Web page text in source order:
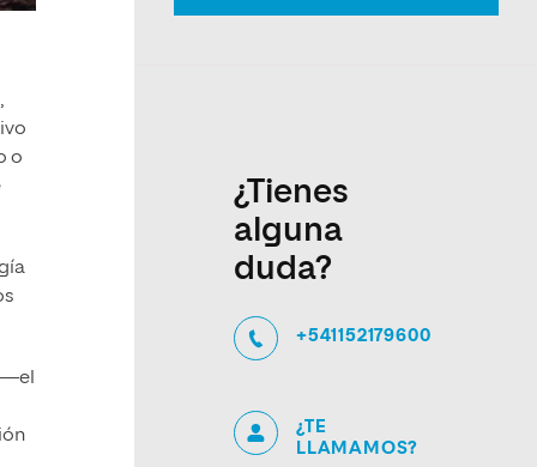
o
—el
¿Tienes
alguna
duda?
+541152179600
¿TE
LLAMAMOS?